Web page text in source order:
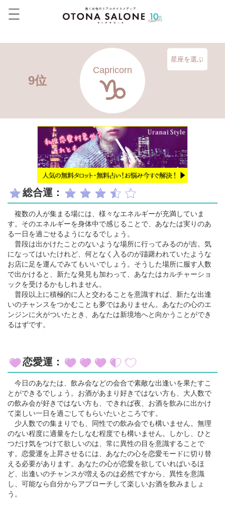
9位
Capricorn
星座を選ぶ
総合運：
複数の人が集まる場には、様々なエネルギーが充満していま
す。そのエネルギーを身体中で感じることで、あなたは実りのあ
る一日を過ごせるようになるでしょう。
普段は出かけたことのないような場所に行ってみるのが吉。気
になってはいたけれど、何となく入るのが躊躇われていたような
お店に足を運んでみてもいいでしょう。そうした場所に服す人数
で出かけると、新たな発見も加わって、あなたはカルチャーショ
ックを受けるかもしれません。
普段以上に積極的に人と交わることを意識すれば、新たな出逢
いのチャンスをつかむことも夢ではありません。あなたの心のエ
ンジンに火がついたとき、あなたは新境地へと向かうことができ
るはずです。
恋愛運：
今日のあなたは、飲み会などの会合で素敵な出逢いを果たすこ
とができるでしょう。お酒があまり好きではない方も、大人数で
の飲み会が好きではない方も、できれば夜、お酒を飲みに出かけ
て楽しい一日を過ごしてもらいたいところです。
少人数での集まりでも、同性での飲み会でも構いません。無理
のない程度に適量をたしなむ程度でも構いません。しかし、ひと
つだけ気をつけて欲しいのは、常に異性の目を意識することで
す。恋愛運を上昇させるには、あなたの心を恋愛モードに切り替
える必要があります。あなたの心が恋愛を欲していればいるほ
ど、出逢いのチャンスが増えるのは必然ですから、異性を意識
し、可能なら自分からアプローチして楽しいお酒を飲みましょ
う。